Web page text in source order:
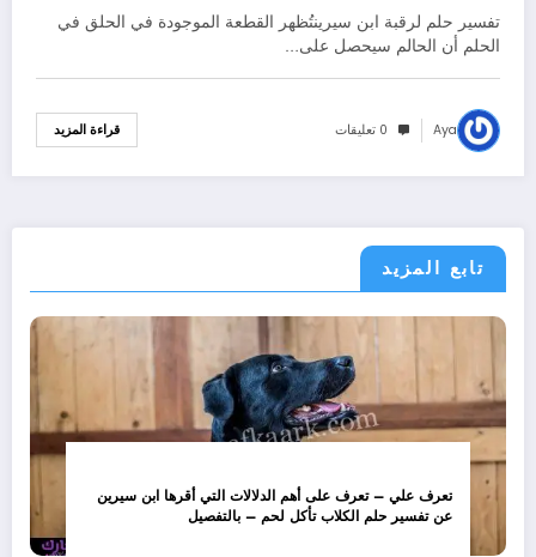
تفسير حلم لرقبة ابن سيرينتُظهر القطعة الموجودة في الحلق في
الحلم أن الحالم سيحصل على…
Aya 0 تعليقات قراءة المزيد
تابع المزيد
تعرف علي – تعرف على أهم الدلالات التي أقرها ابن سيرين
عن تفسير حلم الكلاب تأكل لحم – بالتفصيل